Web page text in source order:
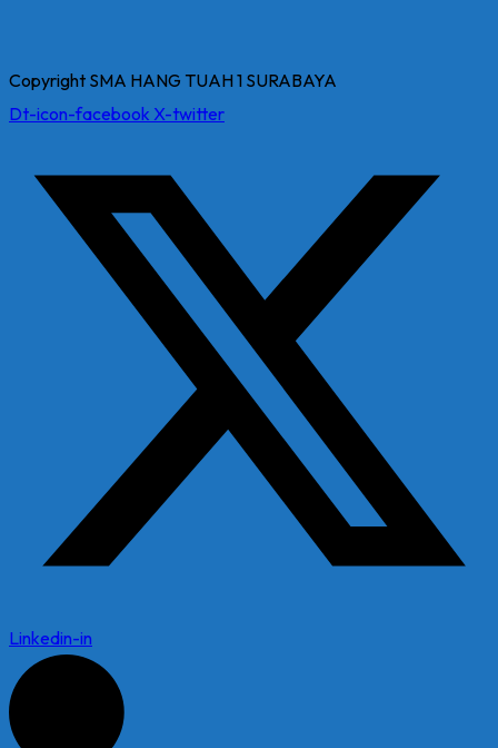
Copyright SMA HANG TUAH 1 SURABAYA
Dt-icon-facebook X-twitter
Linkedin-in